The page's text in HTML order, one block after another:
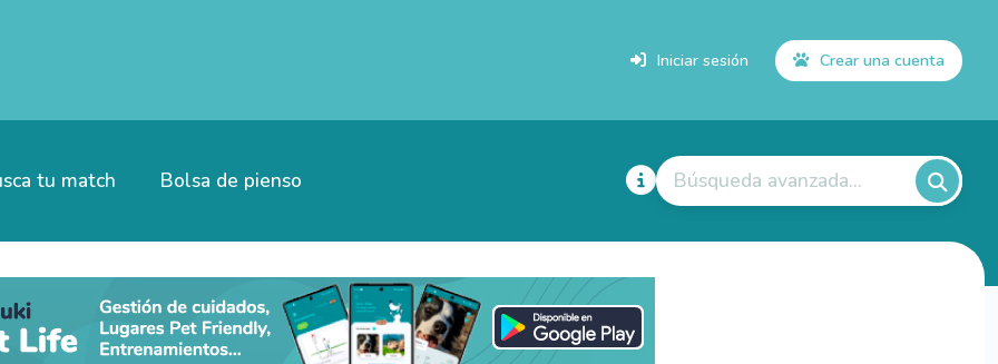
Iniciar sesión Crear una cuenta
tu match Bolsa de pienso Búsqueda avanzada...